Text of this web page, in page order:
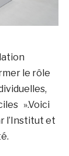
le rôle
».Voici
l’Institut et